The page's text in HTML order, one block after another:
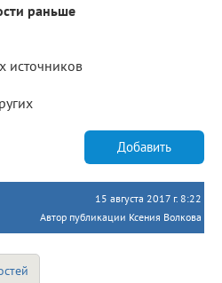
раньше
источников
Добавить
15 августа 2017 г. 8:22
Автор публикации Ксения Волкова